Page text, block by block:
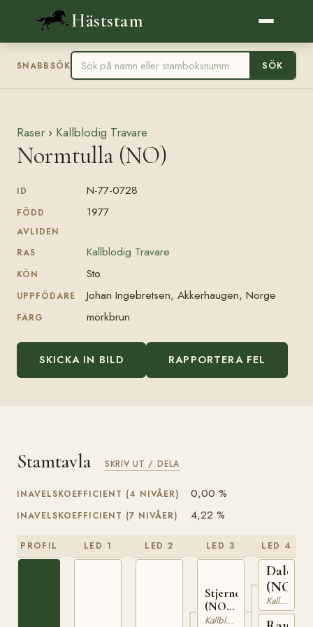
Häststam
SNABBSÖK SÖK
Raser › Kallblodig Travare
Normtulla (NO)
ID N-77-0728
FÖDD 1977
AVLIDEN
RAS
Kallblodig Travare
KÖN Sto
UPPFÖDARE Johan Ingebretsen, Akkerhaugen, Norge
FÄRG mörkbrun
SKICKA IN BILD RAPPORTERA FEL
Stamtavla SKRIV UT / DELA
INAVELSKOEFFICIENT (4 NIVÅER) 0,00 %
INAVELSKOEFFICIENT (7 NIVÅER) 4,22 %
PROFIL LED 1 LED 2 LED 3
Stjerneprins
(NO)
T-122Kallblodig Travare
LED 4
(NO)
Kallblodig Travare